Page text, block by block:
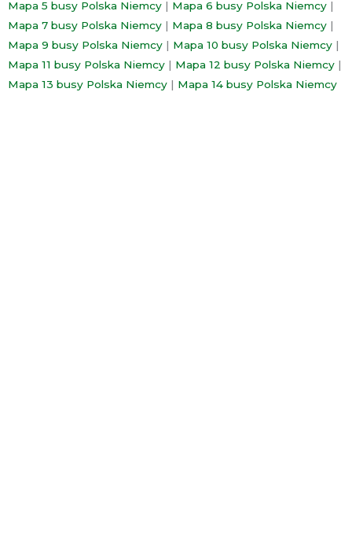
Mapa 5 busy Polska Niemcy | Mapa 6 busy Polska Niemcy |
Mapa 7 busy Polska Niemcy | Mapa 8 busy Polska Niemcy |
Mapa 9 busy Polska Niemcy | Mapa 10 busy Polska Niemcy |
Mapa 11 busy Polska Niemcy | Mapa 12 busy Polska Niemcy |
Mapa 13 busy Polska Niemcy | Mapa 14 busy Polska Niemcy